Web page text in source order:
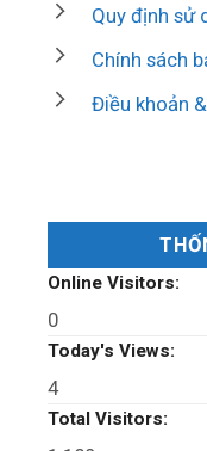
Quy định sử
Chính sách
Điều khoản
Online Visitors:
0
Today's Views:
4
Total Visitors: